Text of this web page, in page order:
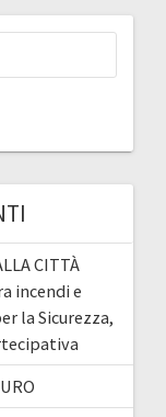
CITTÀ
incendi e
la Sicurezza,